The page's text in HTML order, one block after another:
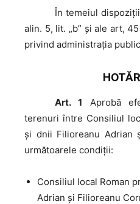
În temeiul
alin. 5, lit. „b” şi ale art,
privind administraţia
Art. 1 Aprobă
terenuri între Consiliul
şi dnii Filioreanu Adrian
următoarele condiţii:
Consiliul local Roman
Adrian și Filioreanu